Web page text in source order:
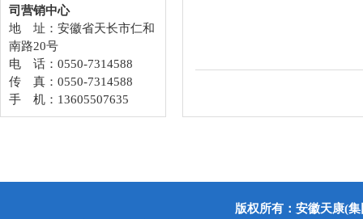
司营销中心
地 址：安徽省天长市仁和
南路20号
电 话：0550-7314588
传 真：0550-7314588
手 机：13605507635
版权所有：安徽天康(